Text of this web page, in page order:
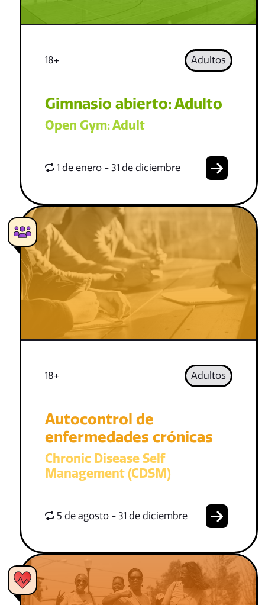
18+ Adultos
Gimnasio abierto: Adulto
Open Gym: Adult
1 de enero - 31 de diciembre
18+ Adultos
Autocontrol de
enfermedades crónicas
Chronic Disease Self
Management (CDSM)
5 de agosto - 31 de diciembre